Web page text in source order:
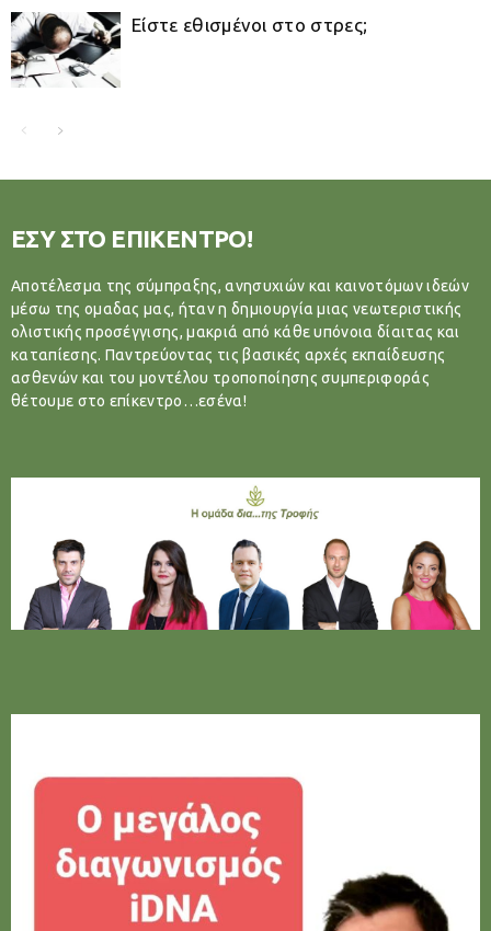
Είστε εθισμένοι στο στρες;
ΕΣΥ ΣΤΟ ΕΠΙΚΕΝΤΡΟ!
Αποτέλεσμα της σύμπραξης, ανησυχιών και καινοτόμων ιδεών
μέσω της ομαδας μας, ήταν η δημιουργία μιας νεωτεριστικής
ολιστικής προσέγγισης, μακριά από κάθε υπόνοια δίαιτας και
καταπίεσης. Παντρεύοντας τις βασικές αρχές εκπαίδευσης
ασθενών και του μοντέλου τροποποίησης συμπεριφοράς
θέτουμε στο επίκεντρο…εσένα!